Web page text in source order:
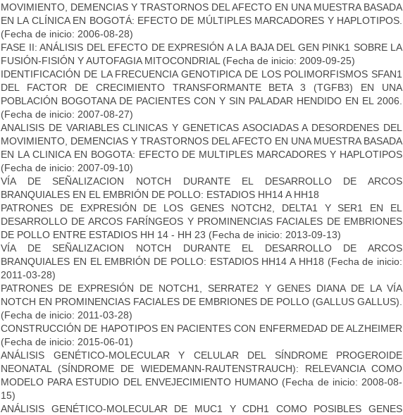
MOVIMIENTO, DEMENCIAS Y TRASTORNOS DEL AFECTO EN UNA MUESTRA BASADA
EN LA CLÍNICA EN BOGOTÁ: EFECTO DE MÚLTIPLES MARCADORES Y HAPLOTIPOS.
(Fecha de inicio: 2006-08-28)
FASE II: ANÁLISIS DEL EFECTO DE EXPRESIÓN A LA BAJA DEL GEN PINK1 SOBRE LA
FUSIÓN-FISIÓN Y AUTOFAGIA MITOCONDRIAL (Fecha de inicio: 2009-09-25)
IDENTIFICACIÓN DE LA FRECUENCIA GENOTIPICA DE LOS POLIMORFISMOS SFAN1
DEL FACTOR DE CRECIMIENTO TRANSFORMANTE BETA 3 (TGFB3) EN UNA
POBLACIÓN BOGOTANA DE PACIENTES CON Y SIN PALADAR HENDIDO EN EL 2006.
(Fecha de inicio: 2007-08-27)
ANALISIS DE VARIABLES CLINICAS Y GENETICAS ASOCIADAS A DESORDENES DEL
MOVIMIENTO, DEMENCIAS Y TRASTORNOS DEL AFECTO EN UNA MUESTRA BASADA
EN LA CLINICA EN BOGOTA: EFECTO DE MULTIPLES MARCADORES Y HAPLOTIPOS
(Fecha de inicio: 2007-09-10)
VÍA DE SEÑALIZACION NOTCH DURANTE EL DESARROLLO DE ARCOS
BRANQUIALES EN EL EMBRIÓN DE POLLO: ESTADIOS HH14 A HH18
PATRONES DE EXPRESIÓN DE LOS GENES NOTCH2, DELTA1 Y SER1 EN EL
DESARROLLO DE ARCOS FARÍNGEOS Y PROMINENCIAS FACIALES DE EMBRIONES
DE POLLO ENTRE ESTADIOS HH 14 - HH 23 (Fecha de inicio: 2013-09-13)
VÍA DE SEÑALIZACION NOTCH DURANTE EL DESARROLLO DE ARCOS
BRANQUIALES EN EL EMBRIÓN DE POLLO: ESTADIOS HH14 A HH18 (Fecha de inicio:
2011-03-28)
PATRONES DE EXPRESIÓN DE NOTCH1, SERRATE2 Y GENES DIANA DE LA VÍA
NOTCH EN PROMINENCIAS FACIALES DE EMBRIONES DE POLLO (GALLUS GALLUS).
(Fecha de inicio: 2011-03-28)
CONSTRUCCIÓN DE HAPOTIPOS EN PACIENTES CON ENFERMEDAD DE ALZHEIMER
(Fecha de inicio: 2015-06-01)
ANÁLISIS GENÉTICO-MOLECULAR Y CELULAR DEL SÍNDROME PROGEROIDE
NEONATAL (SÍNDROME DE WIEDEMANN-RAUTENSTRAUCH): RELEVANCIA COMO
MODELO PARA ESTUDIO DEL ENVEJECIMIENTO HUMANO (Fecha de inicio: 2008-08-
15)
ANÁLISIS GENÉTICO-MOLECULAR DE MUC1 Y CDH1 COMO POSIBLES GENES